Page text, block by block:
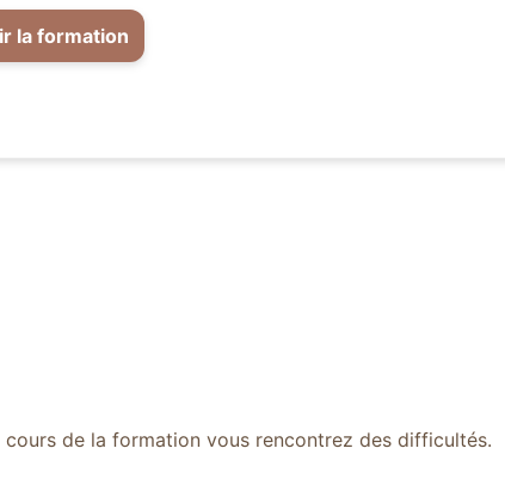
la formation
de la formation vous rencontrez des difficultés.